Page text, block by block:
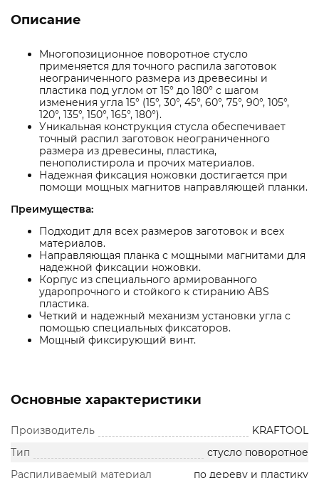
Описание
Многопозиционное поворотное стусло
применяется для точного распила заготовок
неограниченного размера из древесины и
пластика под углом от 15° до 180° с шагом
изменения угла 15° (15°, 30°, 45°, 60°, 75°, 90°, 105°,
120°, 135°, 150°, 165°, 180°).
Уникальная конструкция стусла обеспечивает
точный распил заготовок неограниченного
размера из древесины, пластика,
пенополистирола и прочих материалов.
Надежная фиксация ножовки достигается при
помощи мощных магнитов направляющей планки.
Преимущества:
Подходит для всех размеров заготовок и всех
материалов.
Направляющая планка с мощными магнитами для
надежной фиксации ножовки.
Корпус из специального армированного
ударопрочного и стойкого к стиранию ABS
пластика.
Четкий и надежный механизм установки угла с
помощью специальных фиксаторов.
Мощный фиксирующий винт.
Основные характеристики
Производитель
KRAFTOOL
Тип
стусло поворотное
Распиливаемый материал
по дереву и пластику